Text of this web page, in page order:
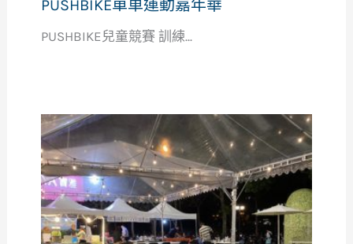
PUSHBIKE單車運動嘉年華
PUSHBIKE兒童競賽 訓練...